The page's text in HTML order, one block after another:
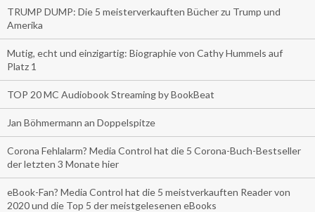
TRUMP DUMP: Die 5 meisterverkauften Bücher zu Trump und
Amerika
Mutig, echt und einzigartig: Biographie von Cathy Hummels auf
Platz 1
TOP 20 MC Audiobook Streaming by BookBeat
Jan Böhmermann an Doppelspitze
Corona Fehlalarm? Media Control hat die 5 Corona-Buch-Bestseller
der letzten 3 Monate hier
eBook-Fan? Media Control hat die 5 meistverkauften Reader von
2020 und die Top 5 der meistgelesenen eBooks